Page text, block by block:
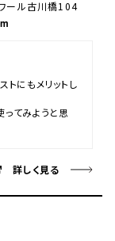
ール古川橋104
トにもメリットし
てみようと思
詳しく見る